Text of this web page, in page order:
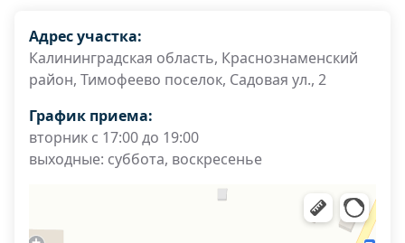
Адрес участка:
Калининградская область, Краснознаменский
район, Тимофеево поселок, Садовая ул., 2
График приема:
вторник с 17:00 до 19:00
выходные: суббота, воскресенье